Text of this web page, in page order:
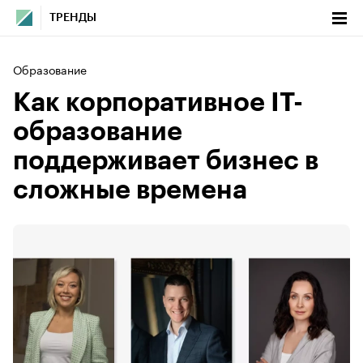
ТРЕНДЫ
Образование
Как корпоративное IT-
образование
поддерживает бизнес в
сложные времена